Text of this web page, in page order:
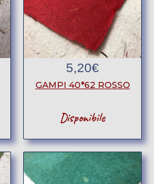
5,20€
GAMPI 40*62 ROSSO
Disponibile